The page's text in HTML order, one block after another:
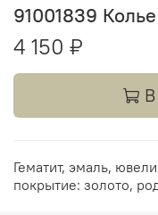
91001839
4 150 ₽
Гематит, эмаль,
покрытие: золото,